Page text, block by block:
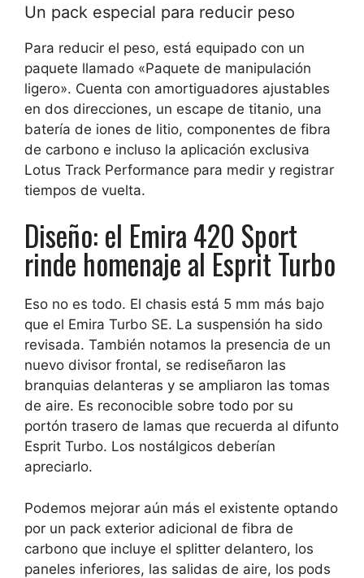
Un pack especial para reducir peso
Para reducir el peso, está equipado con un
paquete llamado «Paquete de manipulación
ligero». Cuenta con amortiguadores ajustables
en dos direcciones, un escape de titanio, una
batería de iones de litio, componentes de fibra
de carbono e incluso la aplicación exclusiva
Lotus Track Performance para medir y registrar
tiempos de vuelta.
Diseño: el Emira 420 Sport
rinde homenaje al Esprit Turbo
Eso no es todo. El chasis está 5 mm más bajo
que el Emira Turbo SE. La suspensión ha sido
revisada. También notamos la presencia de un
nuevo divisor frontal, se rediseñaron las
branquias delanteras y se ampliaron las tomas
de aire. Es reconocible sobre todo por su
portón trasero de lamas que recuerda al difunto
Esprit Turbo. Los nostálgicos deberían
apreciarlo.
Podemos mejorar aún más el existente optando
por un pack exterior adicional de fibra de
carbono que incluye el splitter delantero, los
paneles inferiores, las salidas de aire, los pods